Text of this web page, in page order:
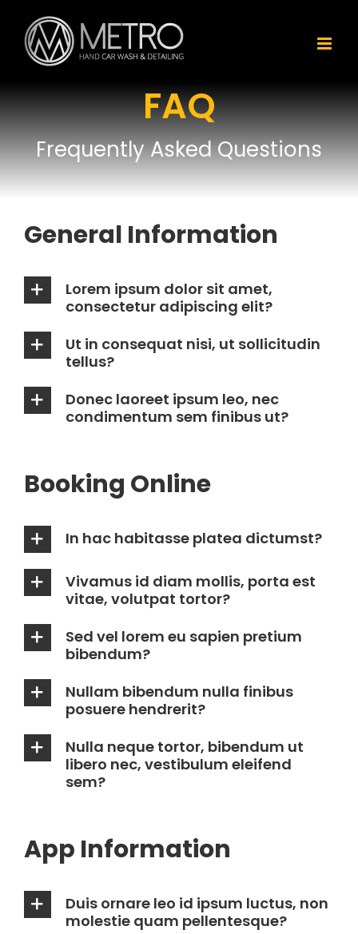
content
FAQ
Frequently Asked Questions
General Information
Lorem ipsum dolor sit amet,
consectetur adipiscing elit?
Ut in consequat nisi, ut sollicitudin
tellus?
Donec laoreet ipsum leo, nec
condimentum sem finibus ut?
Booking Online
In hac habitasse platea dictumst?
Vivamus id diam mollis, porta est
vitae, volutpat tortor?
Sed vel lorem eu sapien pretium
bibendum?
Nullam bibendum nulla finibus
posuere hendrerit?
Nulla neque tortor, bibendum ut
libero nec, vestibulum eleifend
sem?
App Information
Duis ornare leo id ipsum luctus, non
molestie quam pellentesque?